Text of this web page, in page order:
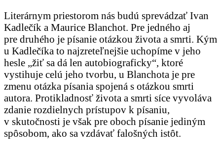
Literárnym priestorom nás budú sprevádzať Ivan
Kadlečík a Maurice Blanchot. Pre jedného aj
pre druhého je písanie otázkou života a smrti. Kým
u Kadlečíka to najzreteľnejšie uchopíme v jeho
hesle „žiť sa dá len autobiograficky“, ktoré
vystihuje celú jeho tvorbu, u Blanchota je pre
zmenu otázka písania spojená s otázkou smrti
autora. Protikladnosť života a smrti síce vyvoláva
zdanie rozdielnych prístupov k písaniu,
v skutočnosti je však pre oboch písanie jediným
spôsobom, ako sa vzdávať falošných istôt.